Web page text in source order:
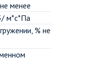
менее
м*с*Па
% не